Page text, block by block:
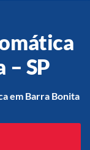
de
Teresópolis – RJ
– SP
em Barra Bonita